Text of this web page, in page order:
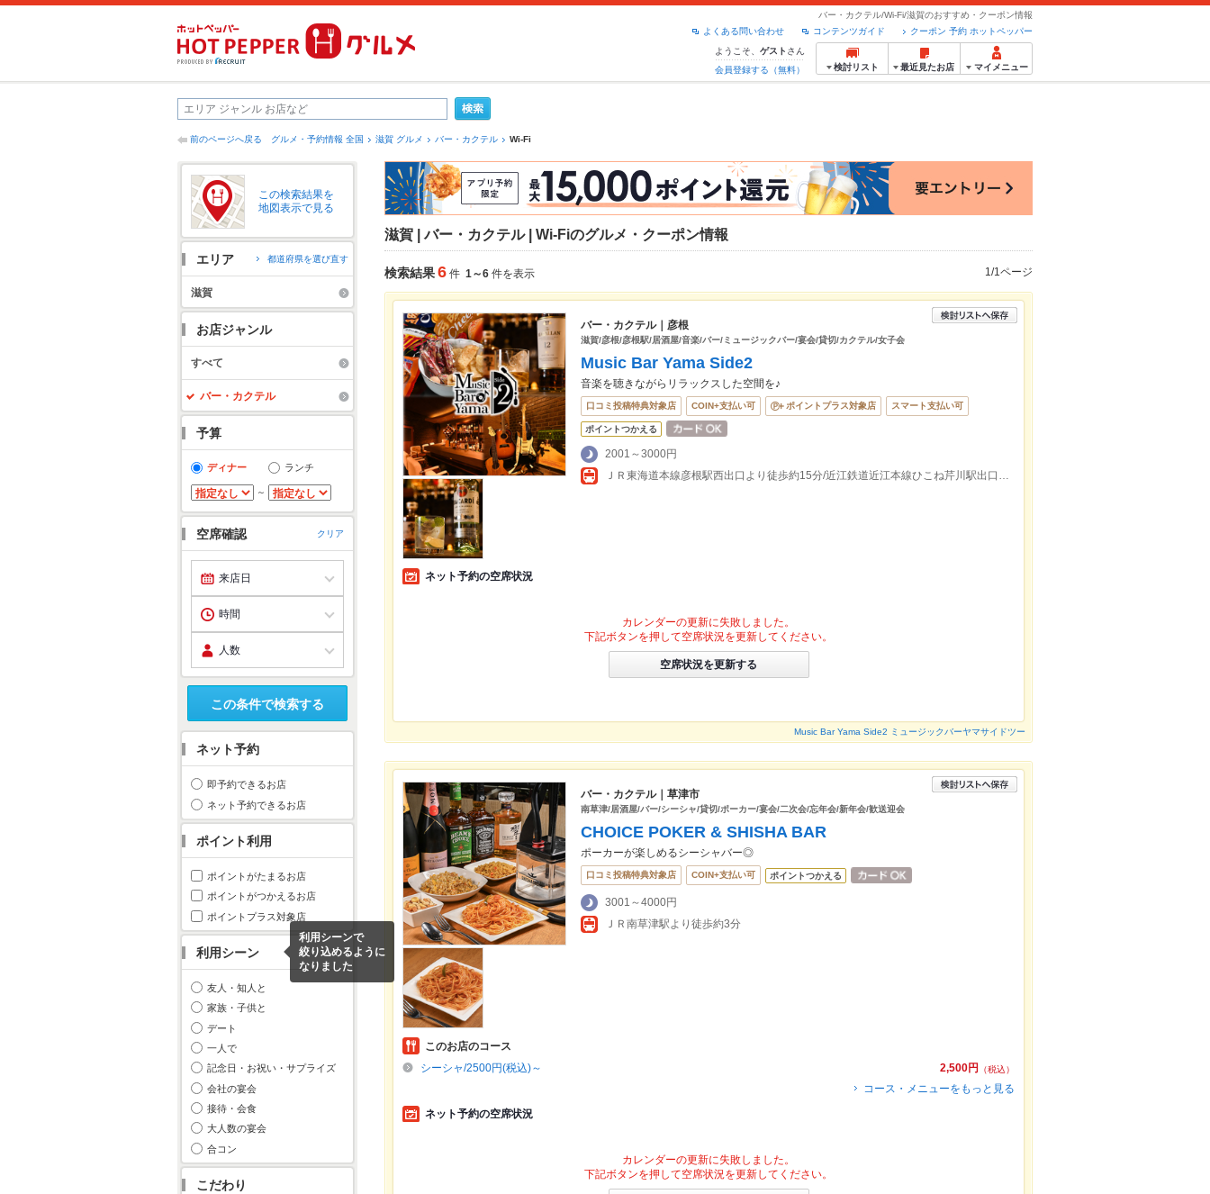
バー・カクテル/Wi-Fi/滋賀のおすすめ・クーポン情報
クーポン 予約 ホットペッパー
コンテンツガイド
よくある問い合わせ
ようこそ、 ゲスト さん
会員登録する（無料）
検討リスト 最近見たお店 マイメニュー
前のページへ戻る グルメ・予約情報 全国 滋賀 グルメ バー・カクテル Wi-Fi
この検索結果を
地図表示で見る
エリア 都道府県を選び直す
滋賀
お店ジャンル
すべて
バー・カクテル
予算
ディナー ランチ
～
空席確認 クリア
この条件で検索する
ネット予約
即予約できるお店
ネット予約できるお店
ポイント利用
ポイントがたまるお店
ポイントがつかえるお店
ポイントプラス対象店
利用シーン
利用シーンで
絞り込めるように
なりました
友人・知人と
家族・子供と
デート
一人で
記念日・お祝い・サプライズ
会社の宴会
接待・会食
大人数の宴会
合コン
こだわり
滋賀 | バー・カクテル | Wi-Fiのグルメ・クーポン情報
検索結果6 件 1～6 件を表示 1/1ページ
バー・カクテル｜彦根
滋賀/彦根/彦根駅/居酒屋/音楽/バー/ミュージックバー/宴会/貸切/カクテル/女子会
Music Bar Yama Side2
音楽を聴きながらリラックスした空間を♪
口コミ投稿特典対象店 COIN+支払い可 ポイントプラス対象店 スマート支払い可
ポイントつかえる
2001～3000円
ＪＲ東海道本線彦根駅西出口より徒歩約15分/近江鉄道近江本線ひこね芹川駅出口より徒歩約12分
ネット予約の空席状況
カレンダーの更新に失敗しました。
下記ボタンを押して空席状況を更新してください。
空席状況を更新する
Music Bar Yama Side2 ミュージックバーヤマサイドツー
バー・カクテル｜草津市
南草津/居酒屋/バー/シーシャ/貸切/ポーカー/宴会/二次会/忘年会/新年会/歓送迎会
CHOICE POKER & SHISHA BAR
ポーカーが楽しめるシーシャバー◎
口コミ投稿特典対象店 COIN+支払い可 ポイントつかえる
3001～4000円
ＪＲ南草津駅より徒歩約3分
このお店のコース
2,500円
（税込）
シーシャ/2500円(税込)～
コース・メニューをもっと見る
ネット予約の空席状況
カレンダーの更新に失敗しました。
下記ボタンを押して空席状況を更新してください。